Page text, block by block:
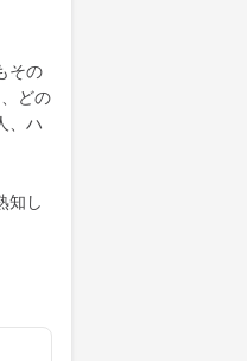
その
どの
、ハ
知し